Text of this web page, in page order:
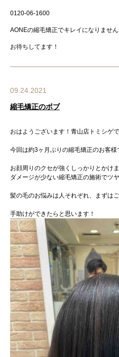
0120-06-1600
AONEの縮毛矯正でキレイになりません
お待ちしてます！
09.24.2021
縮毛矯正のボブ
おはようございます！青山店トミシゲで
今回は約3ヶ月ぶりの縮毛矯正のお客様
お顔周りのクセが強くしっかりとかけま
ダメージが少ない縮毛矯正の施術でツ
髪の毛のお悩みは人それぞれ、まずは
手助けができたらと思います！